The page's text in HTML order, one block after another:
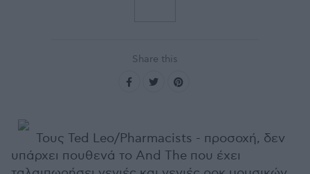
Share this
Τους Ted Leo/Pharmacists - προσοχή, δεν
υπάρχει πουθενά το And The που έχει